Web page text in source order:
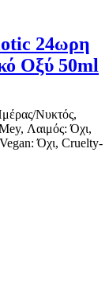
24ωρη
Οξύ 50ml
Νυκτός,
Λαιμός: Όχι,
Όχι, Cruelty-